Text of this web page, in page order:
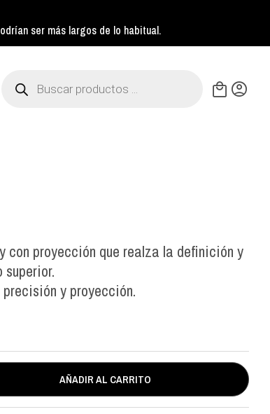
ser más largos de lo habitual.
productos
con proyección que realza la definición y
y proyección.
AÑADIR AL CARRITO